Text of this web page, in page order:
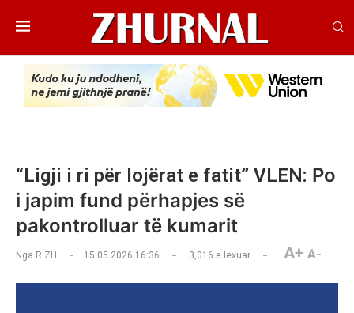
“Ligji i ri për lojërat e fatit” VLEN: Po
i japim fund përhapjes së
pakontrolluar të kumarit
Nga R.ZH 15.05.2026 16:36 3,016 e lexuar A+ A-